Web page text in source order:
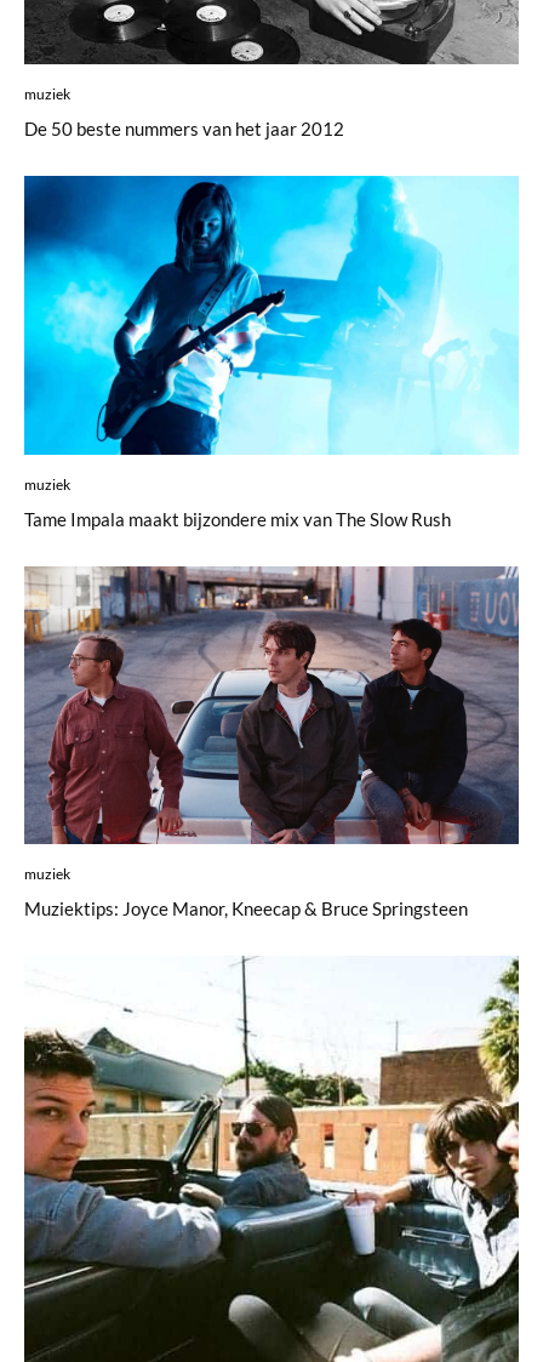
muziek
De 50 beste nummers van het jaar 2012
muziek
Tame Impala maakt bijzondere mix van The Slow Rush
muziek
Muziektips: Joyce Manor, Kneecap & Bruce Springsteen